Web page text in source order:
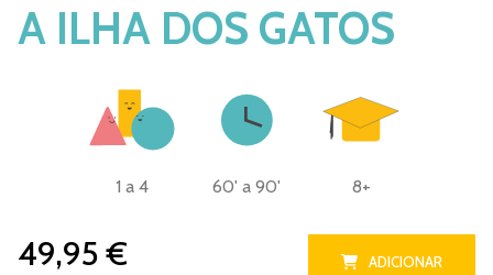
A ILHA DOS GATOS
1 a 4 60' a 90' 8+
49,95 € ADICIONAR